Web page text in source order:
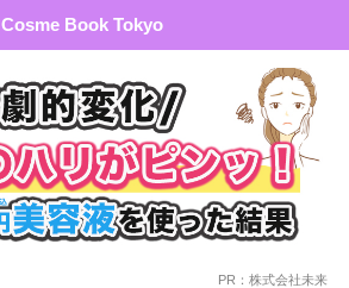
Cosme Book Tokyo
PR：株式会社未来